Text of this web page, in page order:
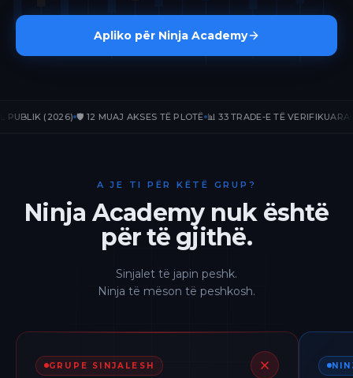
Apliko për Ninja Academy
(2026) 🛡️ 12 MUAJ AKSES TË PLOTË 📊 33 TRADE-E TË VERIFIKUARA 📈
A JE TI PËR KËTË GRUP?
Ninja Academy nuk është
për të gjithë.
Sinjalet të japin peshk.
Ninja të mëson të peshkosh.
GRUPE SINJALESH